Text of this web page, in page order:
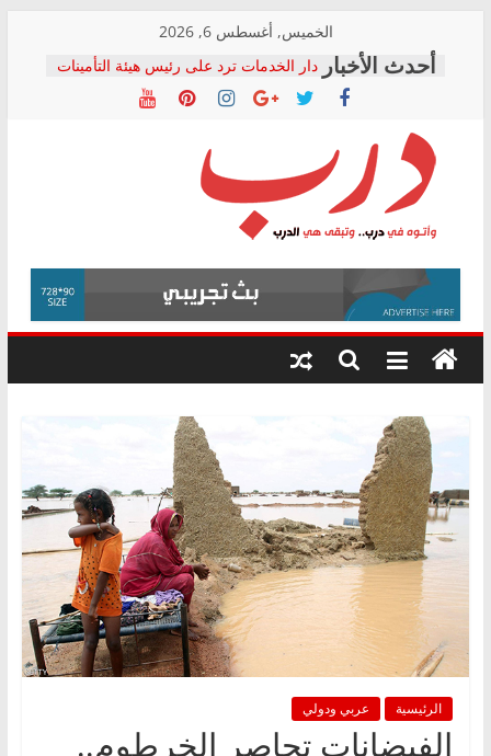
content
الخميس, أغسطس 6, 2026
دار الخدمات ترد على رئيس هيئة التأمينات
بعد مؤتمره الصحفي: إنكار الأزمة لا ينهي
معاناة أصحاب المعاشات.. ونطالب بكشف
فرحات سليمان يكتب: القطاع الصحي إلى
أين؟
حزب التحالف الشعبي يطلق لجنة “الحق
في الصحة” بالإسكندرية لرصد الانتهاكات
ودعم المرضى
الوزاري لمدينة الصحفيين.. وانتهاء أعمال
إنشاء المبنى الإداري
المجلس القومي لحقوق الإنسان يعلن
متابعة قضية الدكتور محمد زهران.. ويؤكد:
قرينة البراءة وضمانات المحاكمة العادلة
درب
وأتوه
درب..
وتبقى
هي
الرئيسية عربي ودولي
الفيضانات تحاصر الخرطوم..